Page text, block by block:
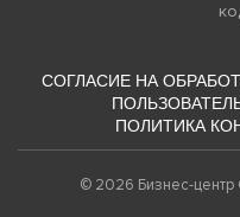
СОГЛАСИЕ НА
ПОЛИТИКА
© 2026 Бизнес-